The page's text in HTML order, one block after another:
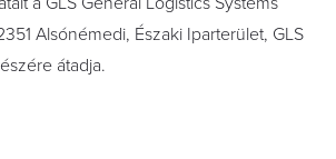
Alsónémedi, Északi Iparterület, GLS
átadja.